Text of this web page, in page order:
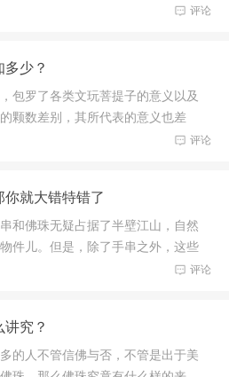
评论
少？
包罗了各类文玩菩提子的意义以及
颗数差别，其所代表的意义也差
评论
就大错特错了
和佛珠无疑占据了半壁江山，自然
件儿。但是，除了手串之外，这些
评论
究？
的人不管信佛与否，不管是出于美